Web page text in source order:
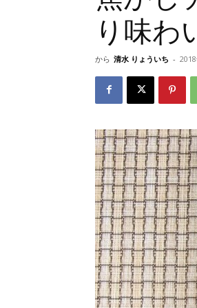
り味わ
から 清水 りょういち -